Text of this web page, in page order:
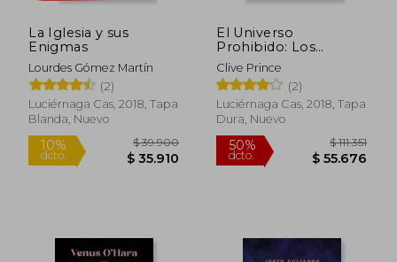
La Iglesia y sus
Enigmas
Lourdes Gómez Martín
(2)
Luciérnaga Cas, 2018, Tapa
Blanda, Nuevo
El Universo
Prohibido: Los
Orígenes Ocultos de
la Ciencia Moderna
(Ocultura)
Clive Prince
(2)
Luciérnaga Cas, 2018, Tapa
Dura, Nuevo